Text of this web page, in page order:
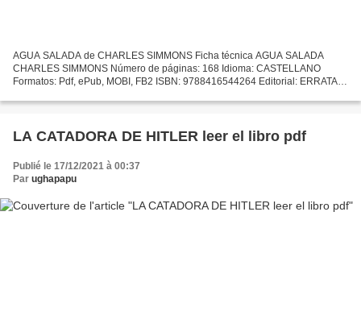
AGUA SALADA de CHARLES SIMMONS Ficha técnica AGUA SALADA
CHARLES SIMMONS Número de páginas: 168 Idioma: CASTELLANO
Formatos: Pdf, ePub, MOBI, FB2 ISBN: 9788416544264 Editorial: ERRATA
LA CATADORA DE HITLER leer el libro pdf
Publié le 17/12/2021 à 00:37
Par ughapapu